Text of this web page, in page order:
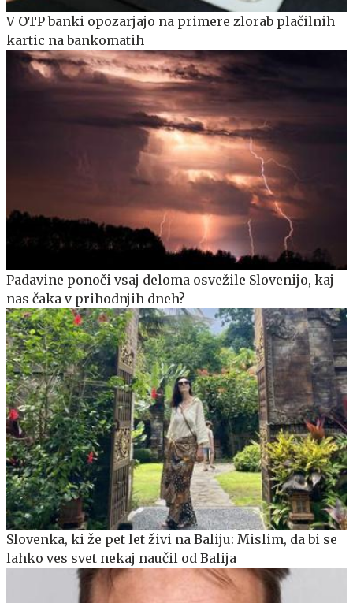
V OTP banki opozarjajo na primere zlorab plačilnih
kartic na bankomatih
Padavine ponoči vsaj deloma osvežile Slovenijo, kaj
nas čaka v prihodnjih dneh?
Slovenka, ki že pet let živi na Baliju: Mislim, da bi se
lahko ves svet nekaj naučil od Balija